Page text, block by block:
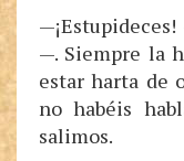
—. Siempre la
estar harta de
no habéis
salimos.